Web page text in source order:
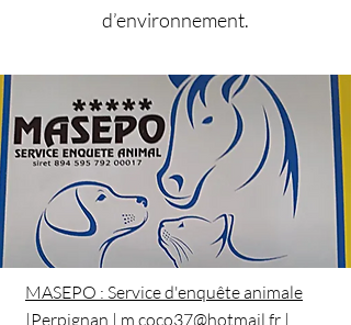
d’environnement.
MASEPO : Service d'enquête animale
|Perpignan | m.coco37@hotmail.fr |